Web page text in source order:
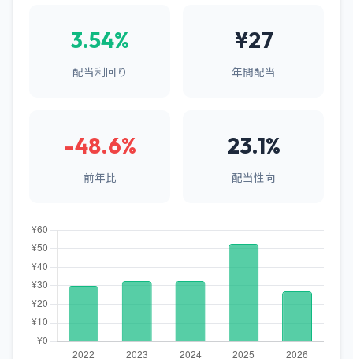
3.54%
配当利回り
¥27
年間配当
-48.6%
前年比
23.1%
配当性向